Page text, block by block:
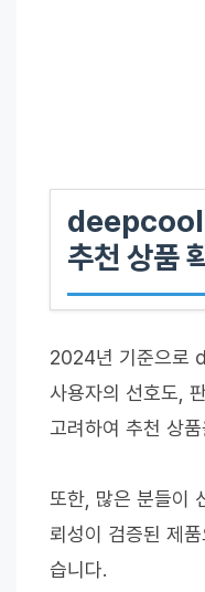
추천 상품
2024년 기준으로
사용자의 선호도,
고려하여 추천 상
또한, 많은 분들이
뢰성이 검증된 제
습니다.